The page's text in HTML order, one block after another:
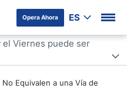
Opera Ahora ES
Equivalen a una Vía de
el Viernes puede ser
puede ser Cautelosa